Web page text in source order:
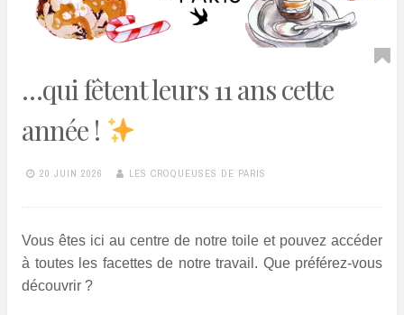
…qui fêtent leurs 11 ans cette
année !
20 JUIN 2026 LES CROQUEUSES DE PARIS
Vous êtes ici au centre de notre toile et pouvez accéder
à toutes les facettes de notre travail. Que préférez-vous
découvrir ?